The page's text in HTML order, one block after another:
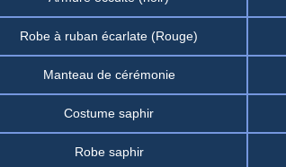
Robe à ruban écarlate (Rouge)
Manteau de cérémonie
Costume saphir
Robe saphir